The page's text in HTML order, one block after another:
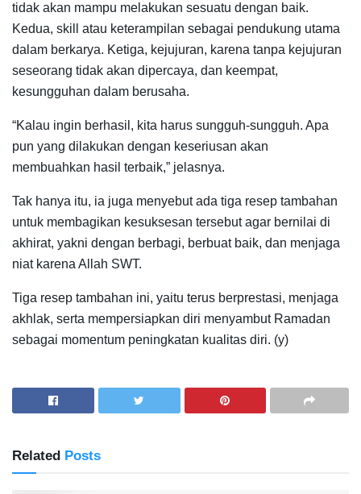
tidak akan mampu melakukan sesuatu dengan baik.
Kedua, skill atau keterampilan sebagai pendukung utama
dalam berkarya. Ketiga, kejujuran, karena tanpa kejujuran
seseorang tidak akan dipercaya, dan keempat,
kesungguhan dalam berusaha.
“Kalau ingin berhasil, kita harus sungguh-sungguh. Apa
pun yang dilakukan dengan keseriusan akan
membuahkan hasil terbaik,” jelasnya.
Tak hanya itu, ia juga menyebut ada tiga resep tambahan
untuk membagikan kesuksesan tersebut agar bernilai di
akhirat, yakni dengan berbagi, berbuat baik, dan menjaga
niat karena Allah SWT.
Tiga resep tambahan ini, yaitu terus berprestasi, menjaga
akhlak, serta mempersiapkan diri menyambut Ramadan
sebagai momentum peningkatan kualitas diri. (y)
Related Posts